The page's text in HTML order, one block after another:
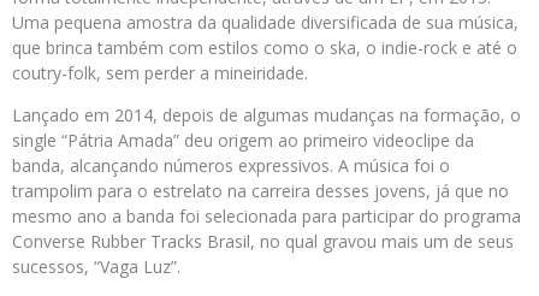
Uma pequena amostra da qualidade diversificada de sua música,
que brinca também com estilos como o ska, o indie-rock e até o
coutry-folk, sem perder a mineiridade.
Lançado em 2014, depois de algumas mudanças na formação, o
single “Pátria Amada” deu origem ao primeiro videoclipe da
banda, alcançando números expressivos. A música foi o
trampolim para o estrelato na carreira desses jovens, já que no
mesmo ano a banda foi selecionada para participar do programa
Converse Rubber Tracks Brasil, no qual gravou mais um de seus
sucessos, “Vaga Luz”.